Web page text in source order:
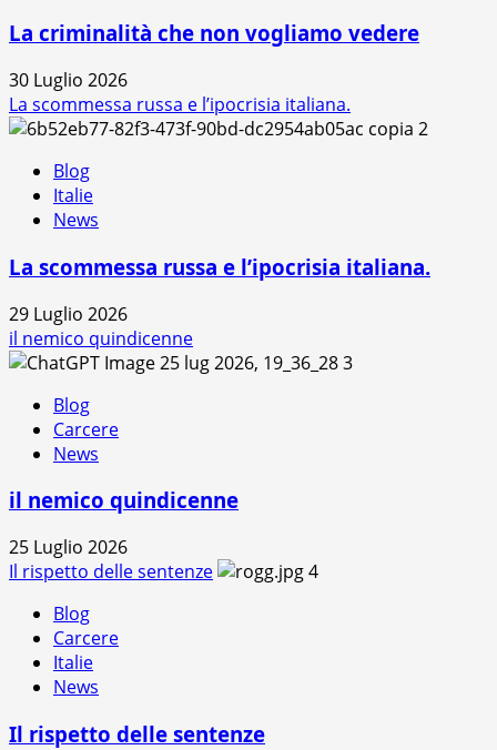
La criminalità che non vogliamo vedere
30 Luglio 2026
La scommessa russa e l’ipocrisia italiana.
2
Blog
Italie
News
La scommessa russa e l’ipocrisia italiana.
29 Luglio 2026
il nemico quindicenne
3
Blog
Carcere
News
il nemico quindicenne
25 Luglio 2026
Il rispetto delle sentenze
4
Blog
Carcere
Italie
News
Il rispetto delle sentenze